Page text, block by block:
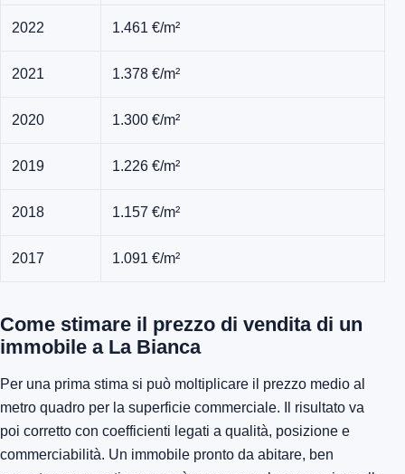
2022 1.461 €/m²
2021 1.378 €/m²
2020 1.300 €/m²
2019 1.226 €/m²
2018 1.157 €/m²
2017 1.091 €/m²
Come stimare il prezzo di vendita di un
immobile a La Bianca
Per una prima stima si può moltiplicare il prezzo medio al
metro quadro per la superficie commerciale. Il risultato va
poi corretto con coefficienti legati a qualità, posizione e
commerciabilità. Un immobile pronto da abitare, ben